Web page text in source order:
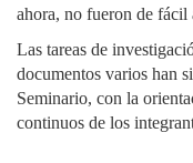
ahora, no fueron de fácil
Las tareas de
documentos varios han
Seminario, con la
continuos de los